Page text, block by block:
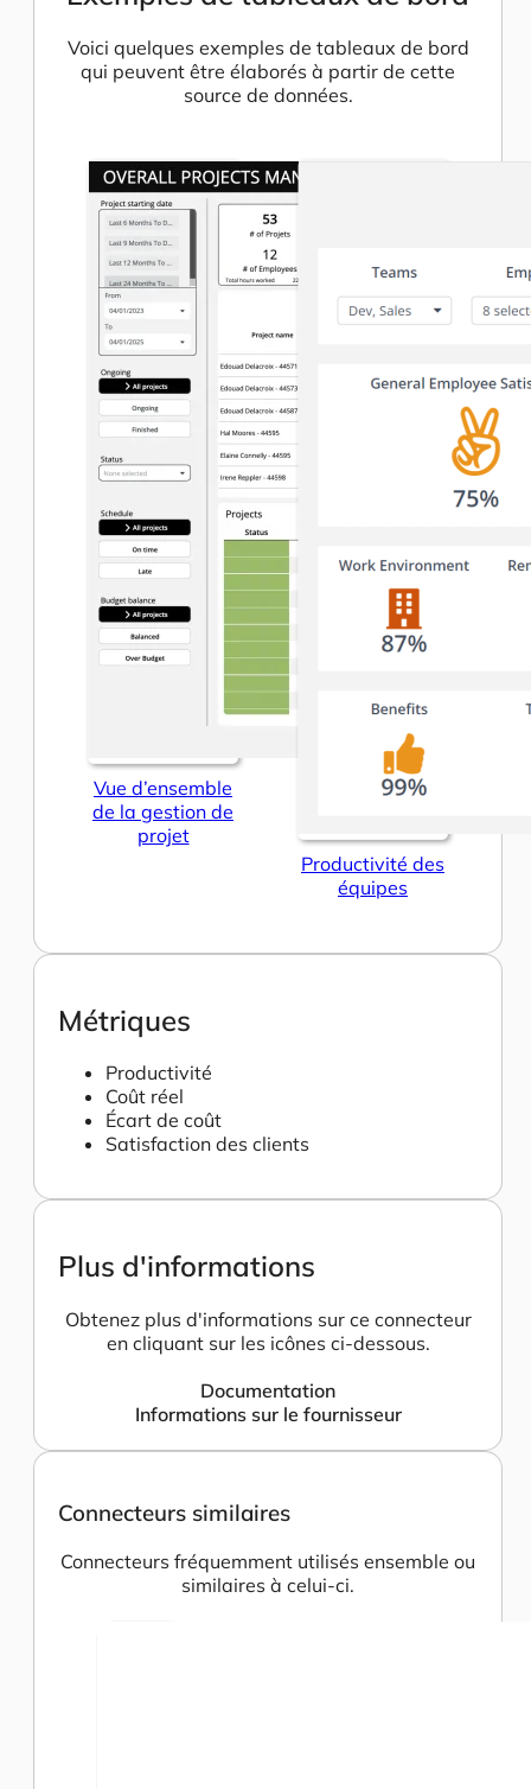
Voici quelques exemples de tableaux de bord
qui peuvent être élaborés à partir de cette
source de données.
Vue d’ensemble
de la gestion de
projet
Productivité des
équipes
Métriques
Productivité
Coût réel
Écart de coût
Satisfaction des clients
Plus d'informations
Obtenez plus d'informations sur ce connecteur
en cliquant sur les icônes ci-dessous.
Documentation
Informations sur le fournisseur
Connecteurs similaires
Connecteurs fréquemment utilisés ensemble ou
similaires à celui-ci.